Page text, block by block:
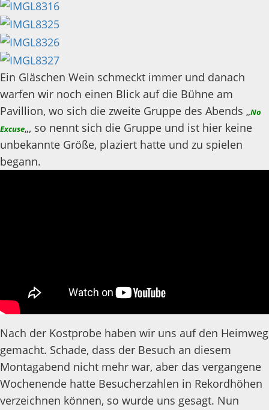
Ein Gläschen Wein schmeckt immer und danach
warfen wir noch einen Blick auf die Bühne am
Pavillion, wo sich die zweite Gruppe des Abends „No
Excuse„, so nennt sich die Gruppe und ist hier keine
unbekannte Größe, plaziert hatte und zu spielen
begann.
Nach der Kostprobe haben wir uns auf den Heimweg
gemacht. Schade, dass der Besuch an diesem
Montagabend nicht mehr war, aber das vergangene
Wochenende hatte Besucherzahlen in Rekordhöhen
verzeichnen können, so wurde uns gesagt. Nun